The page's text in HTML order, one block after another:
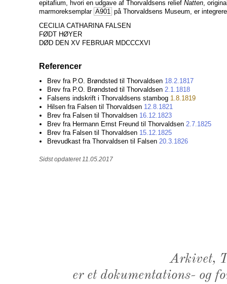
epitafium, hvori en udgave af Thorvaldsens relief Natten ,
marmoreksemplar A901 på Thorvaldsens Museum, er
CECILIA CATHARINA FALSEN
FØDT HØYER
DØD DEN XV FEBRUAR MDCCCXVI
Referencer
Brev fra P.O. Brøndsted til Thorvaldsen 18.2.1817
Brev fra P.O. Brøndsted til Thorvaldsen 2.1.1818
Falsens indskrift i Thorvaldsens stambog 1.8.1819
Hilsen fra Falsen til Thorvaldsen 12.8.1821
Brev fra Falsen til Thorvaldsen 16.12.1823
Brev fra Hermann Ernst Freund til Thorvaldsen 2.7.1825
Brev fra Falsen til Thorvaldsen 15.12.1825
Brevudkast fra Thorvaldsen til Falsen 20.3.1826
Sidst opdateret 11.05.2017
Arkivet,
er et dokumentations- og